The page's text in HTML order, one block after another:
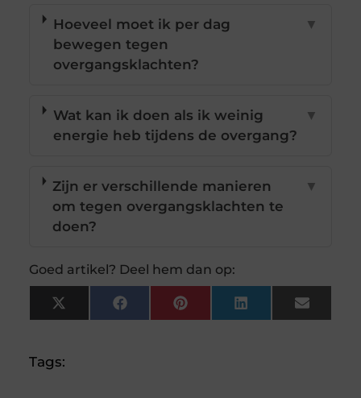
Hoeveel moet ik per dag
bewegen tegen
overgangsklachten?
▼
Wat kan ik doen als ik weinig
energie heb tijdens de overgang?
▼
Zijn er verschillende manieren
om tegen overgangsklachten te
doen?
▼
Goed artikel? Deel hem dan op:
X
(Twitter)
FacebookPinterestLinkedInEmail
Tags: